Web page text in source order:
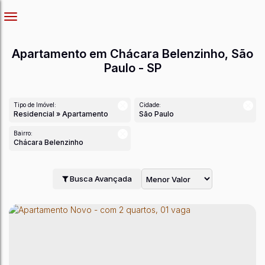
Apartamento em Chácara Belenzinho, São
Paulo - SP
Tipo de Imóvel:
Residencial » Apartamento
Cidade:
São Paulo
Bairro:
Chácara Belenzinho
Busca Avançada